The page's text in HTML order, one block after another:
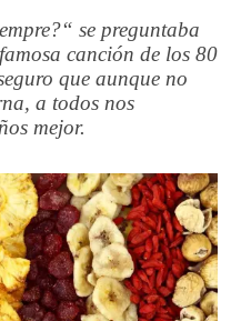
se preguntaba
canción de los 80
que aunque no
a todos nos
mejor.